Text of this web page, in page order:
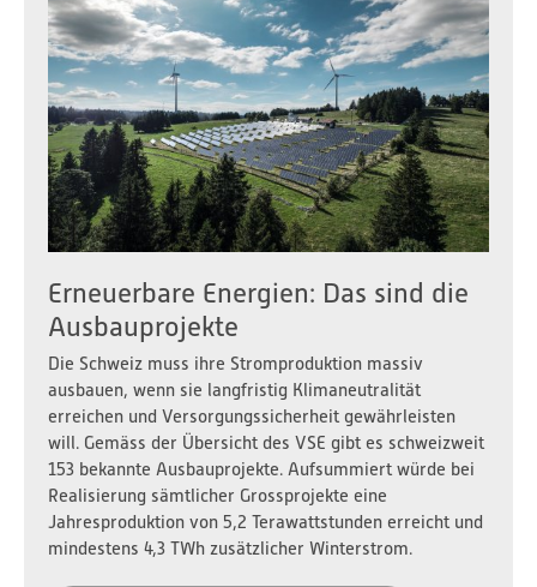
Erneuerbare Energien: Das sind die
Ausbauprojekte
Die Schweiz muss ihre Stromproduktion massiv
ausbauen, wenn sie langfristig Klimaneutralität
erreichen und Versorgungssicherheit gewährleisten
will. Gemäss der Übersicht des VSE gibt es schweizweit
153 bekannte Ausbauprojekte. Aufsummiert würde bei
Realisierung sämtlicher Grossprojekte eine
Jahresproduktion von 5,2 Terawattstunden erreicht und
mindestens 4,3 TWh zusätzlicher Winterstrom.